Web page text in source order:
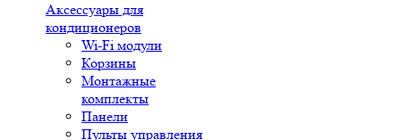
Аксессуары для
кондиционеров
Wi-Fi модули
Корзины
Монтажные
комплекты
Панели
Пульты управления